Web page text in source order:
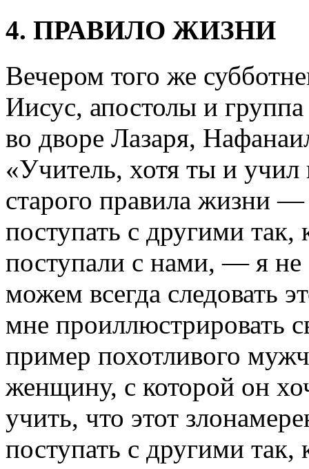
4. ПРАВИЛО ЖИЗНИ
Вечером того же
Иисус, апостолы и
во дворе Лазаря,
«Учитель, хотя ты и
старого правила жизни
поступать с другими
поступали с нами, — я
можем всегда следовать
мне проиллюстрировать
пример похотливого
женщину, с которой он
учить, что этот
поступать с другими